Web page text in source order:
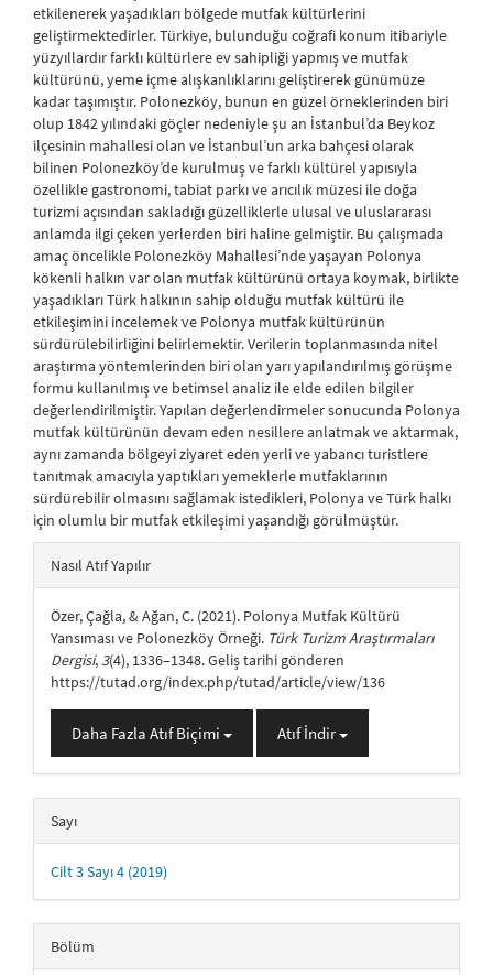
etkilenerek yaşadıkları bölgede mutfak kültürlerini
geliştirmektedirler. Türkiye, bulunduğu coğrafi konum itibariyle
yüzyıllardır farklı kültürlere ev sahipliği yapmış ve mutfak
kültürünü, yeme içme alışkanlıklarını geliştirerek günümüze
kadar taşımıştır. Polonezköy, bunun en güzel örneklerinden biri
olup 1842 yılındaki göçler nedeniyle şu an İstanbul’da Beykoz
ilçesinin mahallesi olan ve İstanbul’un arka bahçesi olarak
bilinen Polonezköy’de kurulmuş ve farklı kültürel yapısıyla
özellikle gastronomi, tabiat parkı ve arıcılık müzesi ile doğa
turizmi açısından sakladığı güzelliklerle ulusal ve uluslararası
anlamda ilgi çeken yerlerden biri haline gelmiştir. Bu çalışmada
amaç öncelikle Polonezköy Mahallesi’nde yaşayan Polonya
kökenli halkın var olan mutfak kültürünü ortaya koymak, birlikte
yaşadıkları Türk halkının sahip olduğu mutfak kültürü ile
etkileşimini incelemek ve Polonya mutfak kültürünün
sürdürülebilirliğini belirlemektir. Verilerin toplanmasında nitel
araştırma yöntemlerinden biri olan yarı yapılandırılmış görüşme
formu kullanılmış ve betimsel analiz ile elde edilen bilgiler
değerlendirilmiştir. Yapılan değerlendirmeler sonucunda Polonya
mutfak kültürünün devam eden nesillere anlatmak ve aktarmak,
aynı zamanda bölgeyi ziyaret eden yerli ve yabancı turistlere
tanıtmak amacıyla yaptıkları yemeklerle mutfaklarının
sürdürebilir olmasını sağlamak istedikleri, Polonya ve Türk halkı
için olumlu bir mutfak etkileşimi yaşandığı görülmüştür.
##plugins.themes.bootstrap3.article.details##
Nasıl Atıf Yapılır
Özer, Çağla, & Ağan, C. (2021). Polonya Mutfak Kültürü
Yansıması ve Polonezköy Örneği. Türk Turizm Araştırmaları
Dergisi, 3(4), 1336–1348. Geliş tarihi gönderen
https://tutad.org/index.php/tutad/article/view/136
Daha Fazla Atıf Biçimi Atıf İndir
Sayı
Cilt 3 Sayı 4 (2019)
Bölüm